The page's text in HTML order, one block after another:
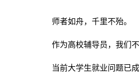
师者如舟，千里不殆。
作为高校辅导员，我们
当前大学生就业问题已